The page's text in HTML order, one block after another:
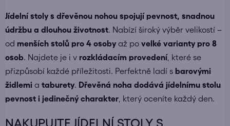
Jídelní stoly s dřevěnou nohou spojují pevnost, snadnou
údržbu a dlouhou životnost. Nabízí široký výběr velikostí –
od menších stolů pro 4 osobyaž po velké varianty pro 8
osob. Najdete je i v rozkládacím provedení, které se
přizpůsobí každé příležitosti. Perfektně ladí s barovými
židlemi a taburety. Dřevěná noha dodává jídelnímu stolu
pevnost i jedinečný charakter , který oceníte každý den.